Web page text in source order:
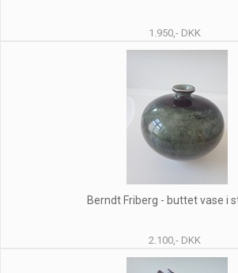
1.950,- DKK
Berndt Friberg - buttet vase i
2.100,- DKK